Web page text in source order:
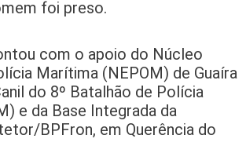
foi preso.
com o apoio do Núcleo
Marítima (NEPOM) de Guaíra
do 8º Batalhão de Polícia
e da Base Integrada da
BPFron, em Querência do